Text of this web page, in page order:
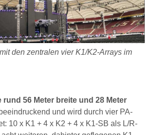
den zentralen vier K1/K2-Arrays im
rund 56 Meter breite und 28 Meter
und wird durch vier PA-
10 x K1 + 4 x K2 + 4 x K1-SB als L/R-